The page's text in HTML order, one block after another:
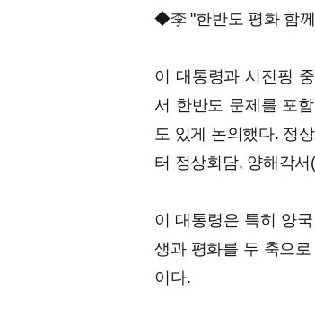
◆李 "한반도 평화 함
이 대통령과 시진핑
서 한반도 문제를 포
도 있게 논의했다. 정
터 정상회담, 양해각
이 대통령은 특히 양
생과 평화를 두 축으
이다.